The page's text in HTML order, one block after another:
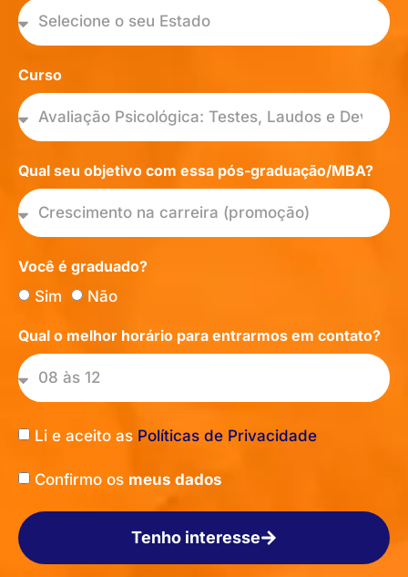
Curso
Qual seu objetivo com essa pós-graduação/MBA?
Você é graduado?
Sim
Não
Qual o melhor horário para entrarmos em contato?
Li e aceito as Políticas de Privacidade
Confirmo os meus dados
Tenho interesse